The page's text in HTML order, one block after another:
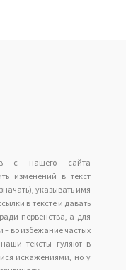
с нашего сайта
изменений в текст
указывать имя
в тексте и давать
первенства, а для
– во избежание частых
тексты гуляют в
искажениями, но у